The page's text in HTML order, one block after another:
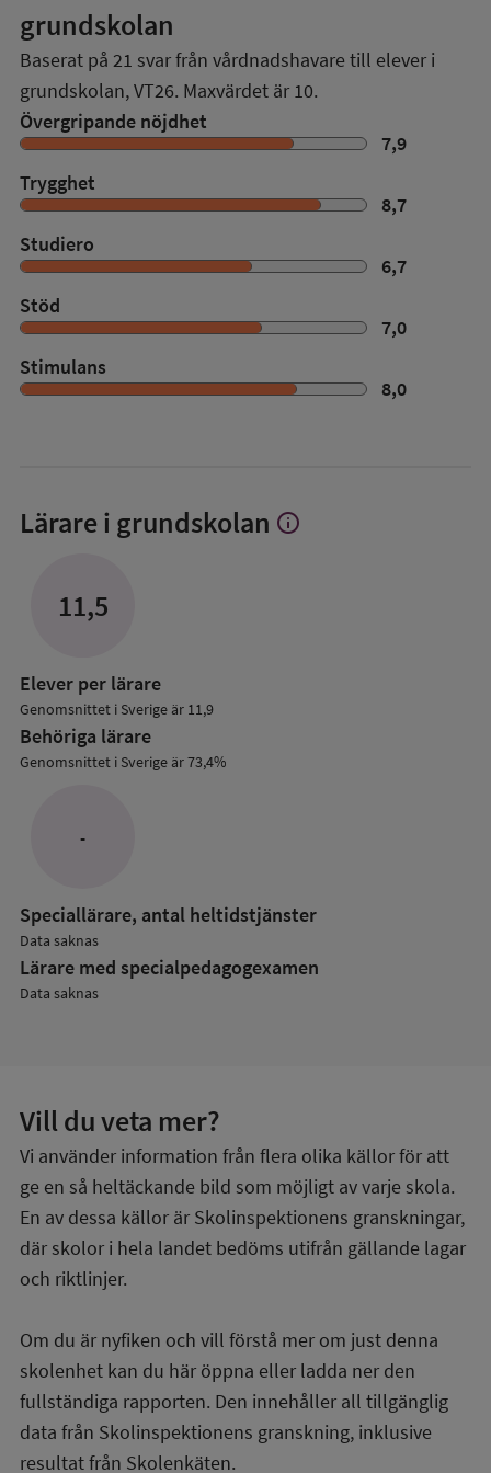
grundskolan
Baserat på 21 svar från vårdnadshavare till elever i
grundskolan,VT26. Maxvärdet är 10.
Övergripande nöjdhet
7,9
Trygghet
8,7
Studiero
6,7
Stöd
7,0
Stimulans
8,0
Lärare i grundskolan Visa
info
11,5
Elever per lärare
Genomsnittet i Sverige är 11,9
Behöriga lärare
Genomsnittet i Sverige är 73,4%
-
Speciallärare, antal heltidstjänster
Data saknas
Lärare med specialpedagog­examen
Data saknas
Vill du veta mer?
Vi använder information från flera olika källor för att
ge en så heltäckande bild som möjligt av varje skola.
En av dessa källor är Skolinspektionens granskningar,
där skolor i hela landet bedöms utifrån gällande lagar
och riktlinjer.
Om du är nyfiken och vill förstå mer om just denna
skolenhet kan du här öppna eller ladda ner den
fullständiga rapporten. Den innehåller all tillgänglig
data från Skolinspektionens granskning, inklusive
resultat från Skolenkäten.